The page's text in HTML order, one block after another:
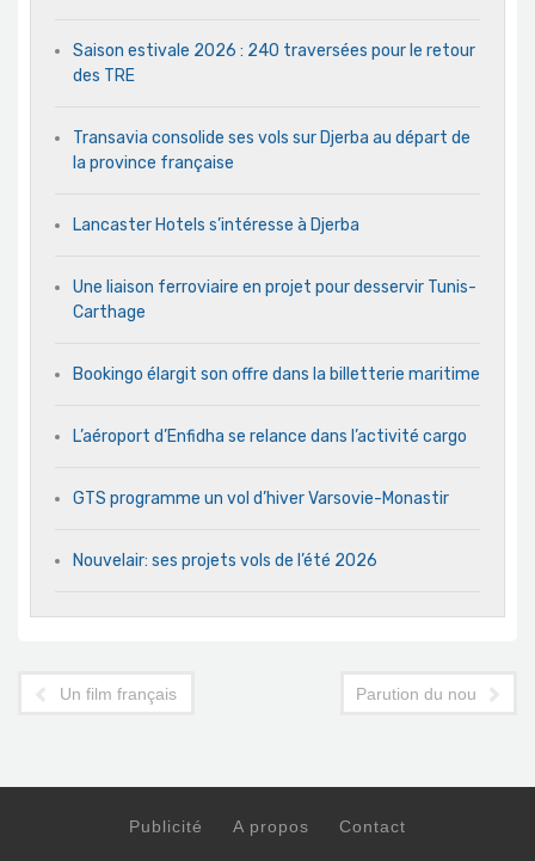
Saison estivale 2026 : 240 traversées pour le retour
des TRE
Transavia consolide ses vols sur Djerba au départ de
la province française
Lancaster Hotels s’intéresse à Djerba
Une liaison ferroviaire en projet pour desservir Tunis-
Carthage
Bookingo élargit son offre dans la billetterie maritime
L’aéroport d’Enfidha se relance dans l’activité cargo
GTS programme un vol d’hiver Varsovie-Monastir
Nouvelair: ses projets vols de l’été 2026
Un film français veut s'inspirer de la Révolution tunisienne
Parution du nouveau
Publicité A propos Contact